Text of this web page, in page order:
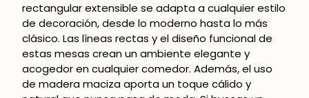
rectangular extensible se adapta a cualquier estilo
de decoración, desde lo moderno hasta lo más
clásico. Las líneas rectas y el diseño funcional de
estas mesas crean un ambiente elegante y
acogedor en cualquier comedor. Además, el uso
de madera maciza aporta un toque cálido y